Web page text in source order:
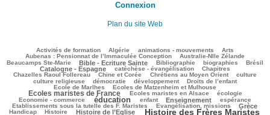
Connexion
Plan du site Web
Activités de formation Algérie animations - mouvements Arts
Aubenas : Pensionnat de l’Immaculée Conception
54/2384 Australie-Nlle Zélande
73/2384
Beaucamps Ste-Marie
520/2384 Bible - Ecriture Sainte
39/2384 Bibliographie
401/2384 biographies
96/2384 Brésil
677/2384
Catalogne - Espagne catéchèse - évangélisation Chapitres
Chazelles Raoul Follereau
99/2384 Chine et Corée
236/2384 Chrétiens au Moyen Orient
279/2384 culture
30/2384
culture religieuse
démocratie développement Droits de l’enfant
Ecole de Marlhes
Ecoles de Matzenheim et Mulhouse
Ecoles maristes de France
170/2384 Ecoles maristes en Alsace
357/2384 écologie
103/2384
Economie - commerce
1197/2384 éducation
117/2384 enfant
582/2384 Enseignement
180/2384 espérance
65/2384
Etablissements sous la tutelle des F. Maristes
166/2384 Evangélisation, missions
750/2384 Grèce
55/2384
Handicap
196/2384 Histoire
643/2384 Histoire de l’Eglise
1368/2384 Histoire des Frères Maristes
109/2384